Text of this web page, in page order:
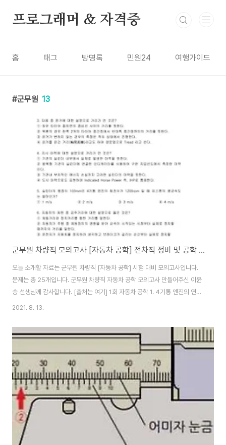
프로그래머 & 자격증
홈 태그 방명록 민원24 여행가이드
군무원 13
군무원 차량직 모의고사 [자동차 공학] 전차직 정비 및 공학 기출 요약
오늘 소개할 자료는 군무원 차량직 [자동차 공학] 시험 대비 모의고사입니다.
문제는 총 25개입니다. 군무원 차량직 자동차 공학 모의고사 만들어주신 이윤
승 선생님께 감사합니다. [출처는 여기] 1회 자동차 공학 1. 4기통 엔진의 연소
실 체적이 50cc이고, 압축비가 11:1 일 때 엔진의 총배기량은 얼마인가? ①
분류하였을 때 이것과 섀시로 나눌 수 있다. 다음 중 이것에 해당되는 것은 무엇
인가? ① 전장(電裝) ② 동력전달장치 ③ 엔진 ④ 차체 3. 다음 중 윤거에 대한
설명으로 거리가 먼 것은? ① 좌우 타이어 접지면의 중심선 사이의 거리를 뜻
한다. ② 복륜의 경우 한쪽 2개의 타이어 중간점에서 반대쪽 중간점..
2021. 8. 13.